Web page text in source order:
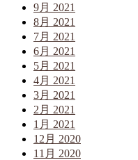
9月 2021
8月 2021
7月 2021
6月 2021
5月 2021
4月 2021
3月 2021
2月 2021
1月 2021
12月 2020
11月 2020